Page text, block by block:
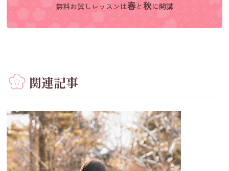
無料お試しレッスンは春と秋に開講
関連記事